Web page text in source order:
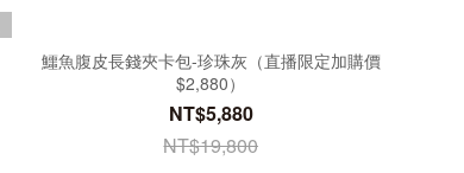
鱷魚腹皮長錢夾卡包-珍珠灰（直播限定加購價
$2,880）
NT$5,880
NT$19,800